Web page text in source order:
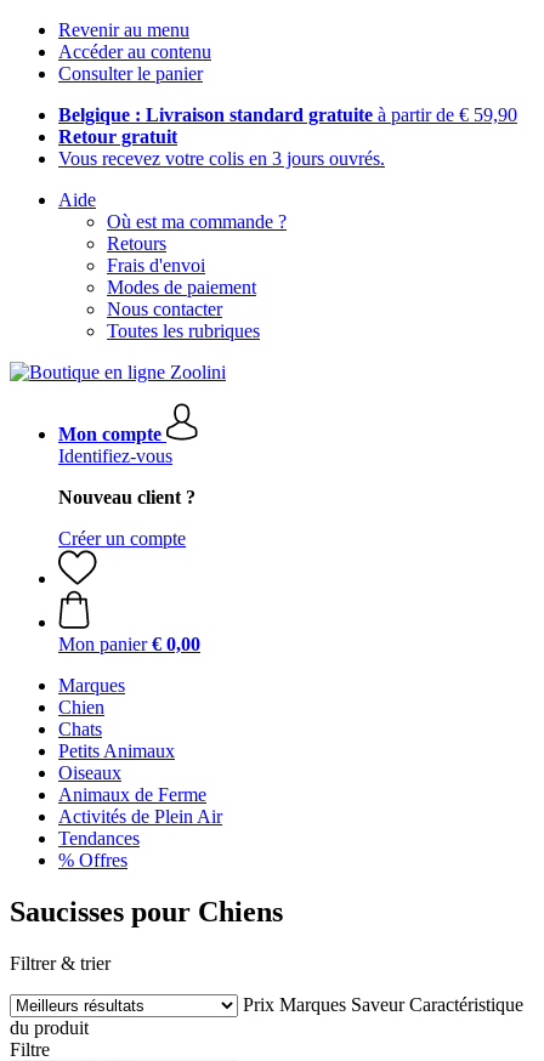
Revenir au menu
Accéder au contenu
Consulter le panier
Belgique : Livraison standard gratuite à partir de € 59,90
Retour gratuit
Vous recevez votre colis en 3 jours ouvrés.
Aide
Où est ma commande ?
Retours
Frais d'envoi
Modes de paiement
Nous contacter
Toutes les rubriques
Mon compte
Identifiez-vous
Nouveau client ?
Créer un compte
Mon panier € 0,00
Marques
Chien
Chats
Petits Animaux
Oiseaux
Animaux de Ferme
Activités de Plein Air
Tendances
% Offres
Saucisses pour Chiens
Filtrer & trier
Prix Marques SaveurCaractéristique
du produit
Filtre